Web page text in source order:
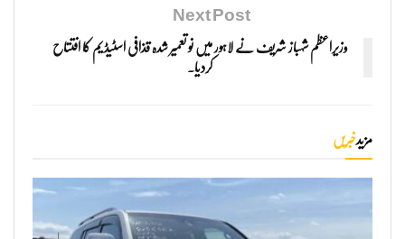
Next Post
وزیراعظم شہباز شریف نے لاہور میں نو تعمیر شدہ قذافی اسٹیڈیم کا افتتاح
کردیا.
مزیدخبریں